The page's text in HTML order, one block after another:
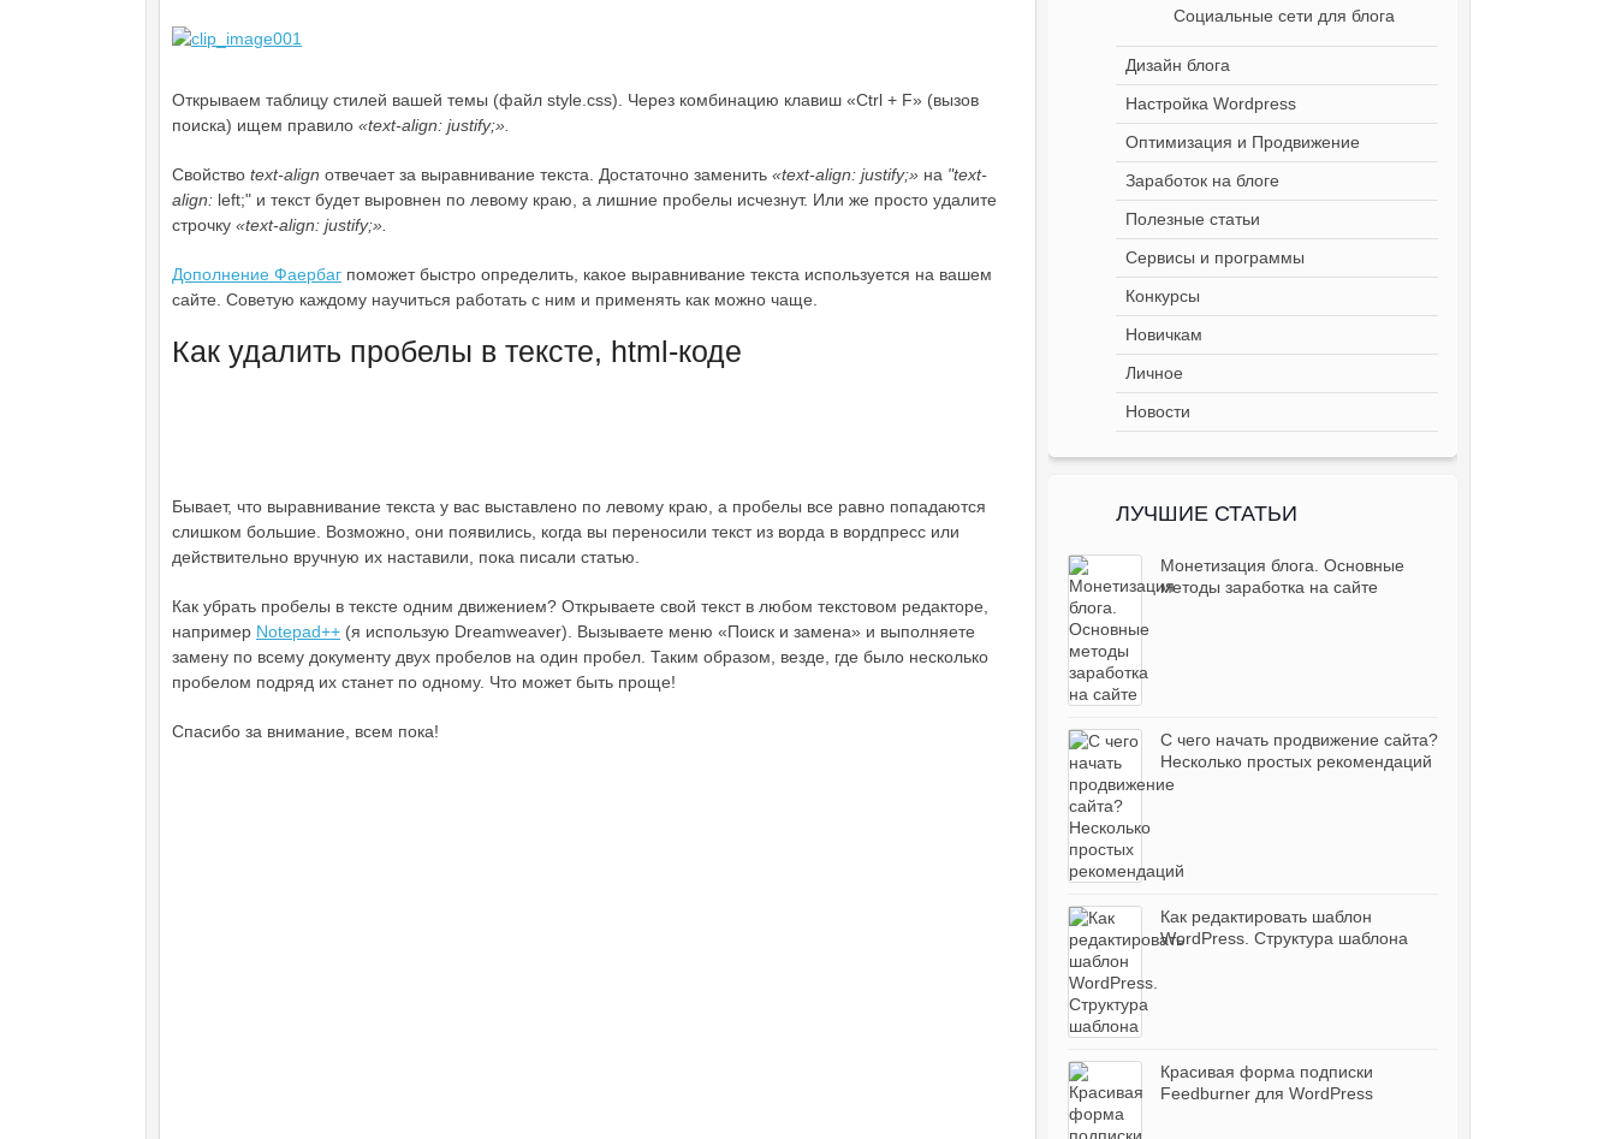
Открываем таблицу стилей вашей темы (файл style.css). Через комбинацию клавиш «Ctrl + F» (вызов
поиска) ищем правило «text-align: justify;».
Свойство text-align отвечает за выравнивание текста. Достаточно заменить «text-align: justify;» на "text-
align: left;" и текст будет выровнен по левому краю, а лишние пробелы исчезнут. Или же просто удалите
строчку «text-align: justify;».
Дополнение Фаербаг поможет быстро определить, какое выравнивание текста используется на вашем
сайте. Советую каждому научиться работать с ним и применять как можно чаще.
Как удалить пробелы в тексте, html-коде
Бывает, что выравнивание текста у вас выставлено по левому краю, а пробелы все равно попадаются
слишком большие. Возможно, они появились, когда вы переносили текст из ворда в вордпресс или
действительно вручную их наставили, пока писали статью.
Как убрать пробелы в тексте одним движением? Открываете свой текст в любом текстовом редакторе,
например Notepad++ (я использую Dreamweaver). Вызываете меню «Поиск и замена» и выполняете
замену по всему документу двух пробелов на один пробел. Таким образом, везде, где было несколько
пробелом подряд их станет по одному. Что может быть проще!
Спасибо за внимание, всем пока!
Социальные сети для блога
Дизайн блога
Настройка Wordpress
Оптимизация и Продвижение
Заработок на блоге
Полезные статьи
Сервисы и программы
Конкурсы
Новичкам
Личное
Новости
ЛУЧШИЕ СТАТЬИ
Монетизация блога. Основные
методы заработка на сайте
С чего начать продвижение сайта?
Несколько простых рекомендаций
Как редактировать шаблон
WordPress. Структура шаблона
Красивая форма подписки
Feedburner для WordPress